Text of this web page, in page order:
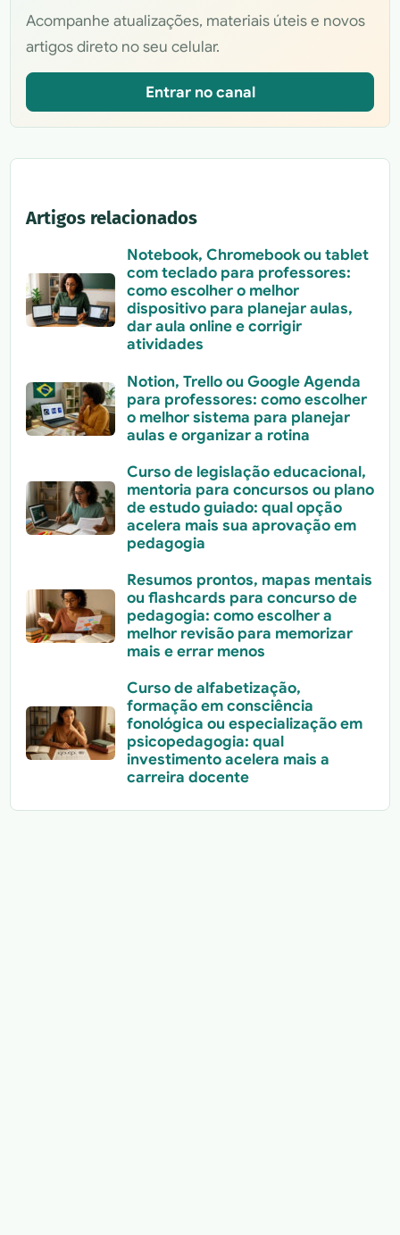
Acompanhe atualizações, materiais úteis e novos
artigos direto no seu celular.
Entrar no canal
Artigos relacionados
Notebook, Chromebook ou tablet
com teclado para professores:
como escolher o melhor
dispositivo para planejar aulas,
dar aula online e corrigir
atividades
Notion, Trello ou Google Agenda
para professores: como escolher
o melhor sistema para planejar
aulas e organizar a rotina
Curso de legislação educacional,
mentoria para concursos ou plano
de estudo guiado: qual opção
acelera mais sua aprovação em
pedagogia
Resumos prontos, mapas mentais
ou flashcards para concurso de
pedagogia: como escolher a
melhor revisão para memorizar
mais e errar menos
Curso de alfabetização,
formação em consciência
fonológica ou especialização em
psicopedagogia: qual
investimento acelera mais a
carreira docente